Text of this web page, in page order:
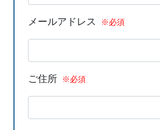
メールアドレス ※必須
ご住所 ※必須